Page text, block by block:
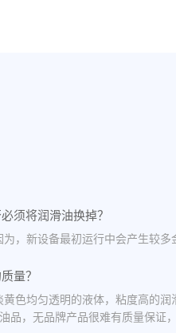
须将润滑油换掉？
，新设备最初运行中会产生较
量？
色均匀透明的液体，粘度高的
品，无品牌产品很难有质量保证